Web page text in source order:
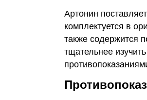
Артонин
комплектуется в
также содержится
тщательнее